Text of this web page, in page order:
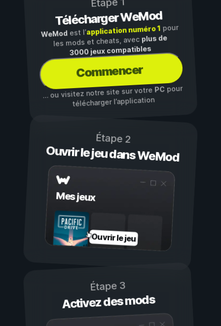
Étape 1
Télécharger WeMod
WeModest l’application numéro 1pour
les mods et cheats, avec plus de
3000 jeux compatibles
Commencer
… ou visitez notre site sur votre PCpour
télécharger l’application
Étape 2
Ouvrir le jeu dans WeMod
Mes jeux
Ouvrir le jeu
Étape 3
Activez des mods